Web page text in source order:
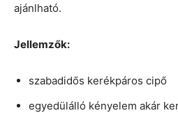
ajánlható.
Jellemzők:
szabadidős kerékpáros cipő
egyedülálló kényelem akár